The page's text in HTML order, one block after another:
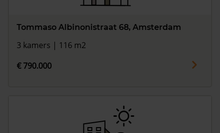
Tommaso Albinonistraat 68, Amsterdam
3 kamers | 116 m2
€ 790.000